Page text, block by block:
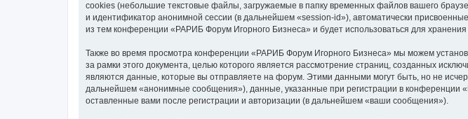
cookies (небольшие текстовые файлы, загружаемые в папку временных файлов вашего
и идентификатор анонимной сессии (в дальнейшем «session-id»), автоматически
из тем конференции «РАРИБ Форум Игорного Бизнеса» и будет использоваться для
Также во время просмотра конференции «РАРИБ Форум Игорного Бизнеса» мы можем
за рамки этого документа, целью которого является рассмотрение страниц, созданных
являются данные, которые вы отправляете на форум. Этими данными могут быть, но не
дальнейшем «анонимные сообщения»), данные, указанные при регистрации в
оставленные вами после регистрации и авторизации (в дальнейшем «ваши сообщения»).